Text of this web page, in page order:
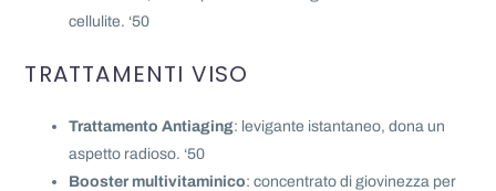
cellulite. ‘50
TRATTAMENTI VISO
Trattamento Antiaging: levigante istantaneo, dona un
aspetto radioso. ‘50
Booster multivitaminico: concentrato di giovinezza per